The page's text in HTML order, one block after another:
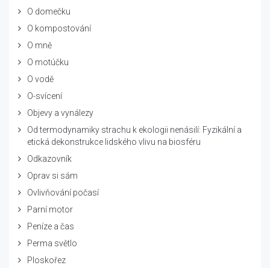
O domečku
O kompostování
O mně
O motúčku
O vodě
O-svícení
Objevy a vynálezy
Od termodynamiky strachu k ekologii nenásilí: Fyzikální a
etická dekonstrukce lidského vlivu na biosféru
Odkazovník
Oprav si sám
Ovlivňování počasí
Parní motor
Peníze a čas
Perma světlo
Ploskořez